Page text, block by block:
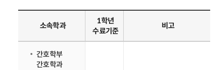
소속학과
1학년
수료기준
비고
간호학부
간호학과